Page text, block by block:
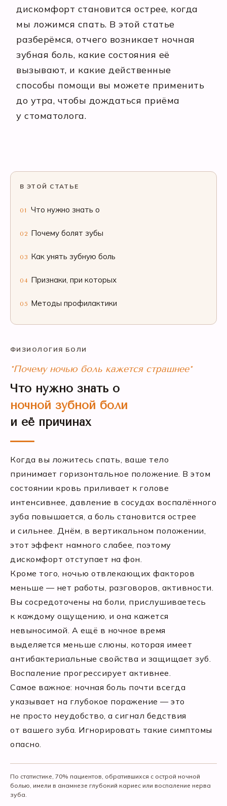
дискомфорт становится острее, когда
мы ложимся спать. В этой статье
разберёмся, отчего возникает ночная
зубная боль, какие состояния её
вызывают, и какие действенные
способы помощи вы можете применить
до утра, чтобы дождаться приёма
у стоматолога.
В ЭТОЙ СТАТЬЕ
01 Что нужно знать о
02 Почему болят зубы
03 Как унять зубную боль
04 Признаки, при которых
05 Методы профилактики
ФИЗИОЛОГИЯ БОЛИ
*Почему ночью боль кажется страшнее*
Что нужно знать о
ночной зубной боли
и её причинах
Когда вы ложитесь спать, ваше тело
принимает горизонтальное положение. В этом
состоянии кровь приливает к голове
интенсивнее, давление в сосудах воспалённого
зуба повышается, а боль становится острее
и сильнее. Днём, в вертикальном положении,
этот эффект намного слабее, поэтому
дискомфорт отступает на фон.
Кроме того, ночью отвлекающих факторов
меньше — нет работы, разговоров, активности.
Вы сосредоточены на боли, прислушиваетесь
к каждому ощущению, и она кажется
невыносимой. А ещё в ночное время
выделяется меньше слюны, которая имеет
антибактериальные свойства и защищает зуб.
Воспаление прогрессирует активнее.
Самое важное: ночная боль почти всегда
указывает на глубокое поражение — это
не просто неудобство, а сигнал бедствия
от вашего зуба. Игнорировать такие симптомы
опасно.
По статистике, 70% пациентов, обратившихся с острой ночной
болью, имели в анамнезе глубокий кариес или воспаление нерва
зуба.